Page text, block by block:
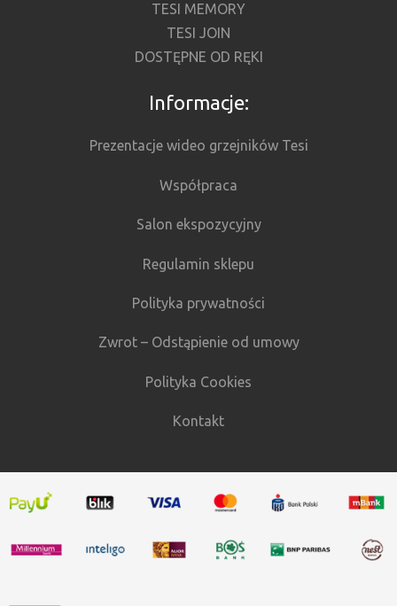
TESI MEMORY
TESI JOIN
DOSTĘPNE OD RĘKI
Informacje:
Prezentacje wideo grzejników Tesi
Współpraca
Salon ekspozycyjny
Regulamin sklepu
Polityka prywatności
Zwrot – Odstąpienie od umowy
Polityka Cookies
Kontakt